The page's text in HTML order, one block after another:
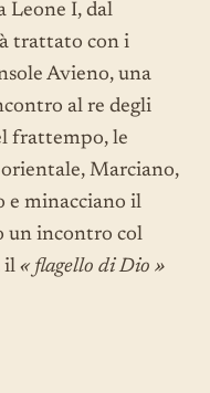
Leone I, dal
trattato con i
Avieno, una
al re degli
frattempo, le
Marciano,
e minacciano il
un incontro col
il « flagello di Dio »